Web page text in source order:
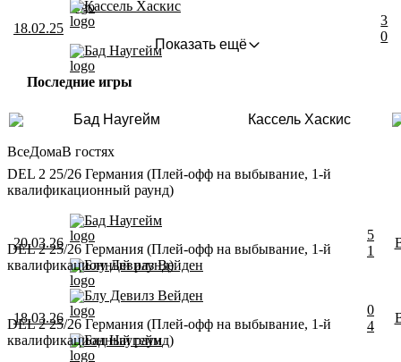
18.02.25
Кассель Хаскис
Бад Наугейм
3
0
Показать ещё
Последние игры
Бад Наугейм Кассель Хаскис
ВсеДомаВ гостях
DEL 2 25/26 Германия (Плей-офф на выбывание, 1-й
квалификационный раунд)
20.03.26
Бад Наугейм
Блу Девилз Вейден
5
1
DEL 2 25/26 Германия (Плей-офф на выбывание, 1-й
квалификационный раунд)
18.03.26
Блу Девилз Вейден
Бад Наугейм
0
4
DEL 2 25/26 Германия (Плей-офф на выбывание, 1-й
квалификационный раунд)